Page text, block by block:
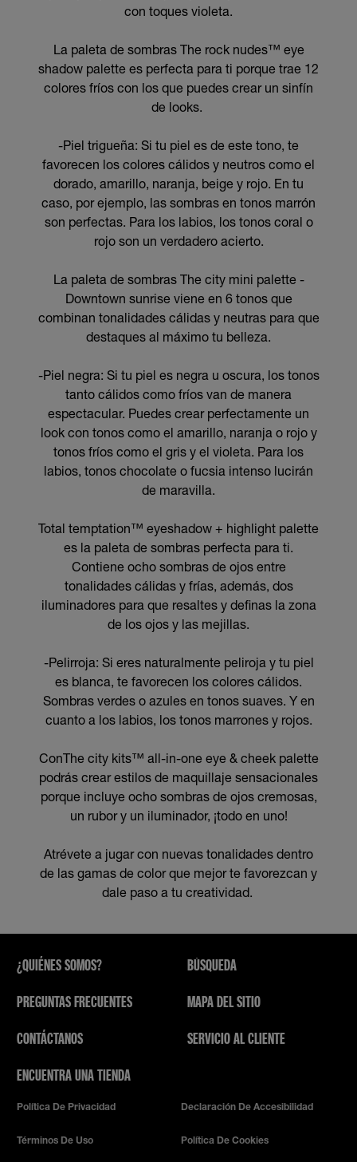
con toques violeta.
La paleta de sombras The rock nudes™ eye
shadow palette es perfecta para ti porque trae 12
colores fríos con los que puedes crear un sinfín
de looks.
-Piel trigueña: Si tu piel es de este tono, te
favorecen los colores cálidos y neutros como el
dorado, amarillo, naranja, beige y rojo. En tu
caso, por ejemplo, las sombras en tonos marrón
son perfectas. Para los labios, los tonos coral o
rojo son un verdadero acierto.
La paleta de sombras The city mini palette -
Downtown sunrise viene en 6 tonos que
combinan tonalidades cálidas y neutras para que
destaques al máximo tu belleza.
-Piel negra: Si tu piel es negra u oscura, los tonos
tanto cálidos como fríos van de manera
espectacular. Puedes crear perfectamente un
look con tonos como el amarillo, naranja o rojo y
tonos fríos como el gris y el violeta. Para los
labios, tonos chocolate o fucsia intenso lucirán
de maravilla.
Total temptation™ eyeshadow + highlight palette
es la paleta de sombras perfecta para ti.
Contiene ocho sombras de ojos entre
tonalidades cálidas y frías, además, dos
iluminadores para que resaltes y definas la zona
de los ojos y las mejillas.
-Pelirroja: Si eres naturalmente peliroja y tu piel
es blanca, te favorecen los colores cálidos.
Sombras verdes o azules en tonos suaves. Y en
cuanto a los labios, los tonos marrones y rojos.
ConThe city kits™ all-in-one eye & cheek palette
podrás crear estilos de maquillaje sensacionales
porque incluye ocho sombras de ojos cremosas,
un rubor y un iluminador, ¡todo en uno!
Atrévete a jugar con nuevas tonalidades dentro
de las gamas de color que mejor te favorezcan y
dale paso a tu creatividad.
¿QUIÉNES SOMOS?
PREGUNTAS FRECUENTES
CONTÁCTANOS
ENCUENTRA UNA TIENDA
BÚSQUEDA
MAPA DEL SITIO
SERVICIO AL CLIENTE
Política De Privacidad Declaración De Accesibilidad
Términos De Uso Política De Cookies